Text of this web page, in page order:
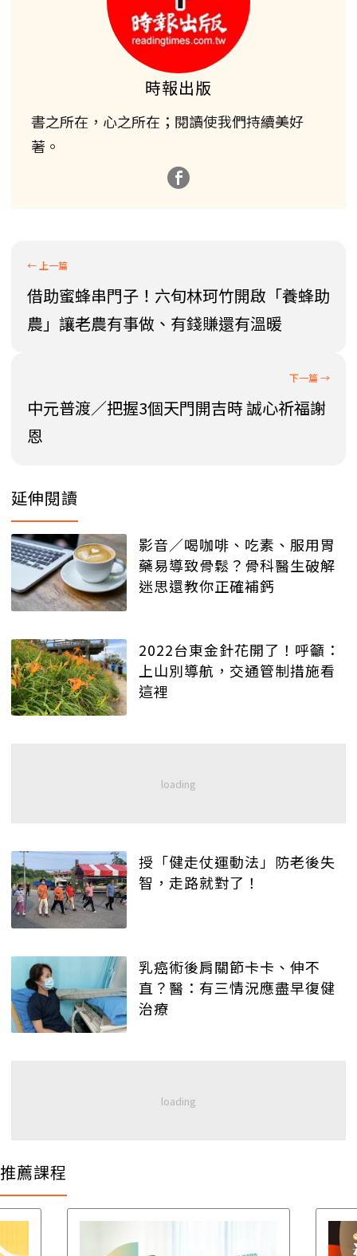
時報出版
書之所在，心之所在；閱讀使我們持續美好
著。
借助蜜蜂串門子！六旬林珂竹開啟「養蜂助
農」讓老農有事做、有錢賺還有溫暖
中元普渡／把握3個天門開吉時 誠心祈福謝
恩
延伸閱讀
影音／喝咖啡、吃素、服用胃
藥易導致骨鬆？骨科醫生破解
迷思還教你正確補鈣
2022台東金針花開了！呼籲：
上山別導航，交通管制措施看
這裡
授「健走仗運動法」防老後失
智，走路就對了！
乳癌術後肩關節卡卡、伸不
直？醫：有三情況應盡早復健
治療
推薦課程